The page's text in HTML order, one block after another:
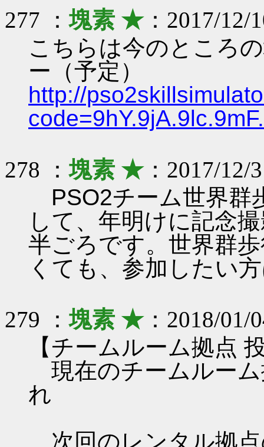
277 ：塊素 ★：2017/12/
こちらは今のところ
ー（予定）
http://
278 ：塊素 ★：2017/12/
PSO2チーム世界群
して、年明けに記念
半ごろです。世界群
くても、参加したい
279 ：塊素 ★：2018/01/
【チームルーム拠点
現在のチームルー
れ
次回のレンタル拠